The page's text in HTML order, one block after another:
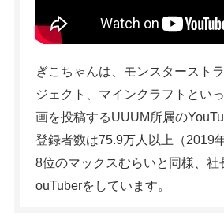
ぎこちゃんは、モンスタースト
ジェクト、マインクラフトとい
画を投稿するUUUM所属の
登録者数は75.9万人以上（2019
8位のマックスむらいと同様、社
ouTuberをしています。